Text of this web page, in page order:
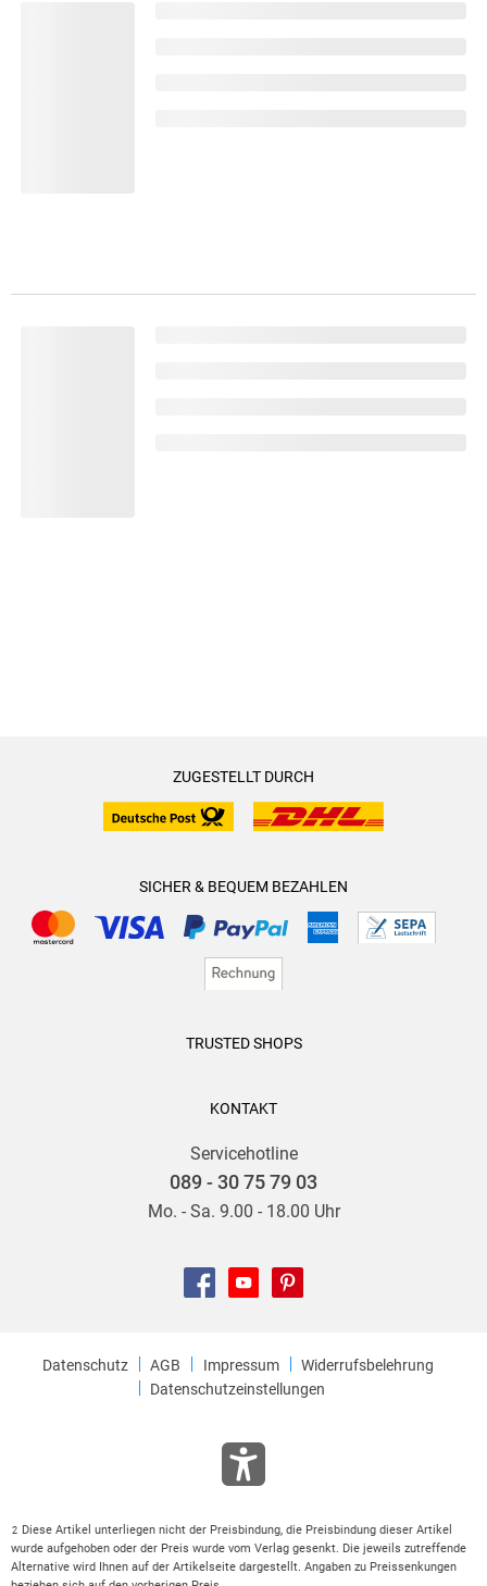
ZUGESTELLT DURCH
SICHER & BEQUEM BEZAHLEN
TRUSTED SHOPS
KONTAKT
Servicehotline
089 - 30 75 79 03
Mo. - Sa. 9.00 - 18.00 Uhr
Datenschutz AGB Impressum
Widerrufsbelehrung
Datenschutzeinstellungen
2
Diese Artikel unterliegen nicht der Preisbindung, die Preisbindung dieser Artikel
wurde aufgehoben oder der Preis wurde vom Verlag gesenkt. Die jeweils zutreffende
Alternative wird Ihnen auf der Artikelseite dargestellt. Angaben zu Preissenkungen